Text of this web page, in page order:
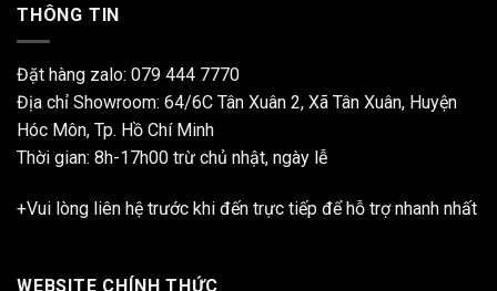
THÔNG TIN
Đặt hàng zalo: 079 444 7770
Địa chỉ Showroom: 64/6C Tân Xuân 2, Xã Tân Xuân, Huyện
Hóc Môn, Tp. Hồ Chí Minh
Thời gian: 8h-17h00 trừ chủ nhật, ngày lễ
+Vui lòng liên hệ trước khi đến trực tiếp để hỗ trợ nhanh nhất
WEBSITE CHÍNH THỨC